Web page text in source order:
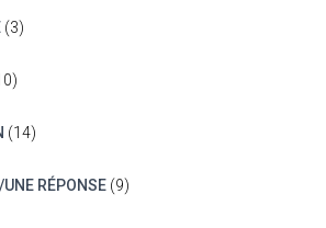
(3)
(14)
RÉPONSE(9)